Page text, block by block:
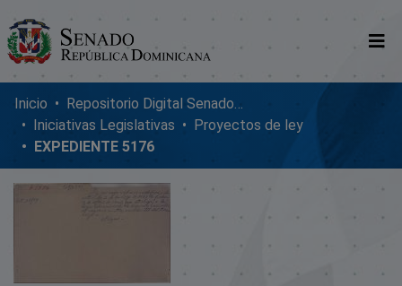
Comunidades
Glosario
Nosotros
Inicio
Repositorio Digital SenadoRD
Iniciativas Legislativas
Proyectos de ley
EXPEDIENTE 5176